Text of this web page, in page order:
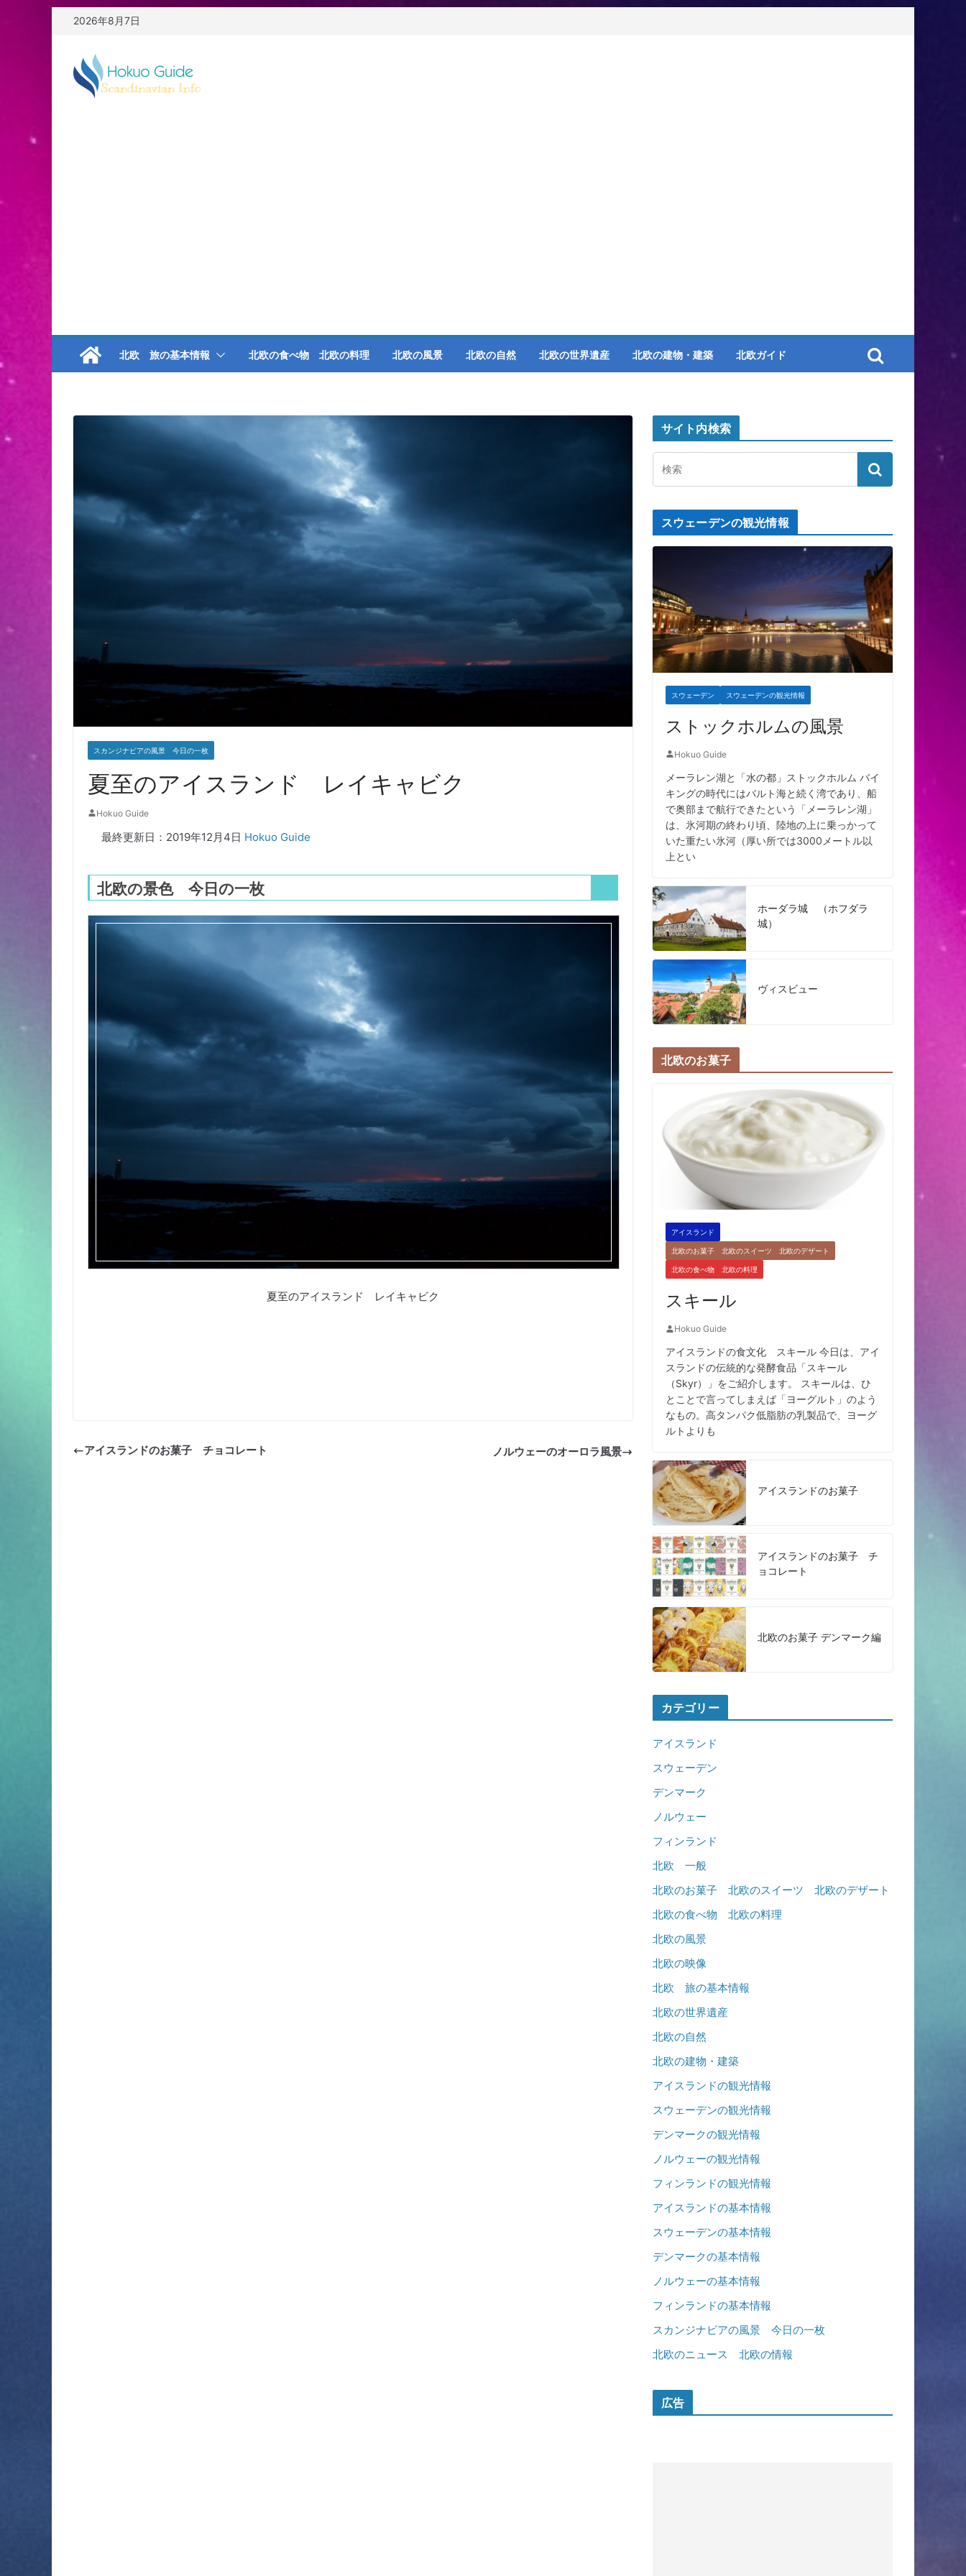
2026年8月7日
北欧 旅の基本情報 北欧の食べ物 北欧の料理 北欧の風景 北欧の自然 北欧の世界遺産 北欧の建物・建築 北欧ガイド
スカンジナビアの風景 今日の一枚
夏至のアイスランド レイキャビク
Hokuo Guide
最終更新日：2019年12月4日 Hokuo Guide
北欧の景色 今日の一枚
夏至のアイスランド レイキャビク
アイスランドのお菓子 チョコレート ノルウェーのオーロラ風景
サイト内検索
スウェーデンの観光情報
スウェーデン スウェーデンの観光情報
ストックホルムの風景
Hokuo Guide
メーラレン湖と「水の都」ストックホルム バイ
キングの時代にはバルト海と続く湾であり、船
で奥部まで航行できたという「メーラレン湖」
は、氷河期の終わり頃、陸地の上に乗っかって
いた重たい氷河（厚い所では3000メートル以
上とい
ホーダラ城 （ホフダラ
城）
ヴィスビュー
北欧のお菓子
アイスランド
北欧のお菓子 北欧のスイーツ 北欧のデザート
北欧の食べ物 北欧の料理
スキール
Hokuo Guide
アイスランドの食文化 スキール 今日は、アイ
スランドの伝統的な発酵食品「スキール
（Skyr）」をご紹介します。 スキールは、ひ
とことで言ってしまえば「ヨーグルト」のよう
なもの。高タンパク低脂肪の乳製品で、ヨーグ
ルトよりも
アイスランドのお菓子
アイスランドのお菓子 チ
ョコレート
北欧のお菓子 デンマーク編
カテゴリー
アイスランド
スウェーデン
デンマーク
ノルウェー
フィンランド
北欧 一般
北欧のお菓子 北欧のスイーツ 北欧のデザート
北欧の食べ物 北欧の料理
北欧の風景
北欧の映像
北欧 旅の基本情報
北欧の世界遺産
北欧の自然
北欧の建物・建築
アイスランドの観光情報
スウェーデンの観光情報
デンマークの観光情報
ノルウェーの観光情報
フィンランドの観光情報
アイスランドの基本情報
スウェーデンの基本情報
デンマークの基本情報
ノルウェーの基本情報
フィンランドの基本情報
スカンジナビアの風景 今日の一枚
北欧のニュース 北欧の情報
広告